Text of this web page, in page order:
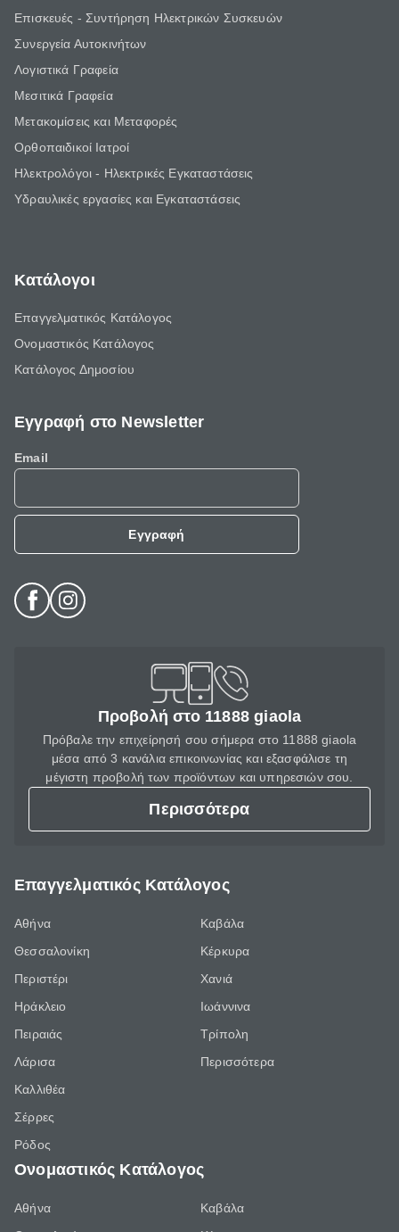
Επισκευές - Συντήρηση Ηλεκτρικών Συσκευών
Συνεργεία Αυτοκινήτων
Λογιστικά Γραφεία
Μεσιτικά Γραφεία
Μετακομίσεις και Μεταφορές
Ορθοπαιδικοί Ιατροί
Ηλεκτρολόγοι - Ηλεκτρικές Εγκαταστάσεις
Υδραυλικές εργασίες και Εγκαταστάσεις
Κατάλογοι
Επαγγελματικός Κατάλογος
Ονομαστικός Κατάλογος
Κατάλογος Δημοσίου
Εγγραφή στο Newsletter
Email
Εγγραφή
Προβολή στο 11888 giaola
Πρόβαλε την επιχείρησή σου σήμερα στο 11888 giaola
μέσα από 3 κανάλια επικοινωνίας και εξασφάλισε τη
μέγιστη προβολή των προϊόντων και υπηρεσιών σου.
Περισσότερα
Επαγγελματικός Κατάλογος
Αθήνα
Θεσσαλονίκη
Περιστέρι
Ηράκλειο
Πειραιάς
Λάρισα
Καλλιθέα
Σέρρες
Ρόδος
Καβάλα
Κέρκυρα
Χανιά
Ιωάννινα
Τρίπολη
Περισσότερα
Ονομαστικός Κατάλογος
Αθήνα
Καβάλα